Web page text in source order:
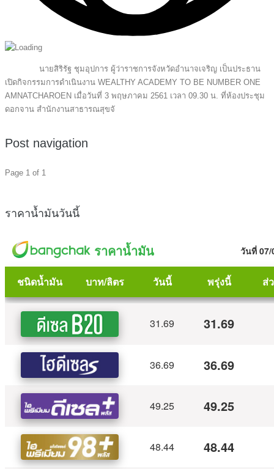
นายสิริรัฐ ชุมอุปการ ผู้ว่าราชการจังหวัดอำนาจเจริญ เป็นประธาน
เปิดกิจกรรมการดำเนินงาน WEALTHY ACADEMY TO BE NUMBER ONE
AMNATCHAROEN เมื่อวันที่ 3 พฤษภาคม 2561 เวลา 09.30 น. ที่ห้องประชุม
ดอกจาน สำนักงานสาธารณสุขจั
Post navigation
Page 1 of 1
ราคาน้ำมันวันนี้